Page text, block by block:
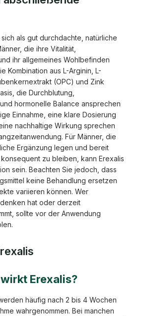
als gut durchdachte, natürliche
die ihre Vitalität,
ihr allgemeines Wohlbefinden
Kombination aus L-Arginin, L-
(OPC) und Zink
die Durchblutung,
hormonelle Balance ansprechen
Einnahme, eine klare Dosierung
nachhaltige Wirkung sprechen
Für Männer, die
Ergänzung legen und bereit
zu bleiben, kann Erexalis
sein. Beachten Sie jedoch, dass
keine Behandlung ersetzen
variieren können. Wer
hat oder derzeit
sollte vor der Anwendung
Erexalis?
häufig nach 2 bis 4 Wochen
wahrgenommen. Bei manchen